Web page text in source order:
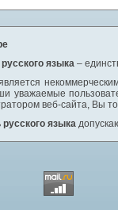
языка –
уважаемые
веб-сайта, Вы
языка